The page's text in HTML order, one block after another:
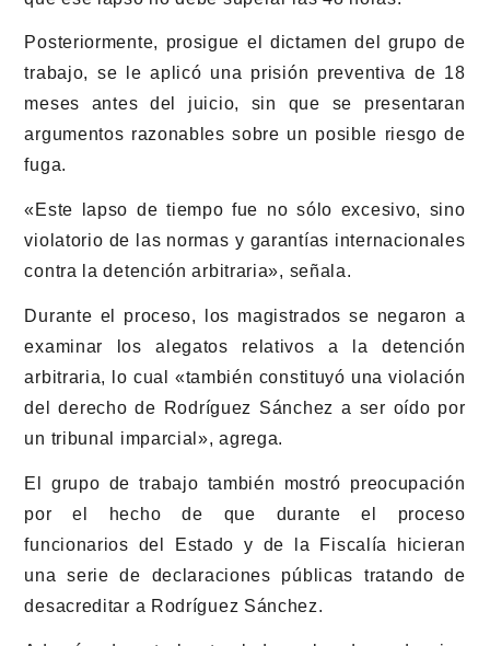
Posteriormente, prosigue el dictamen del grupo de
trabajo, se le aplicó una prisión preventiva de 18
meses antes del juicio, sin que se presentaran
argumentos razonables sobre un posible riesgo de
fuga.
«Este lapso de tiempo fue no sólo excesivo, sino
violatorio de las normas y garantías internacionales
contra la detención arbitraria», señala.
Durante el proceso, los magistrados se negaron a
examinar los alegatos relativos a la detención
arbitraria, lo cual «también constituyó una violación
del derecho de Rodríguez Sánchez a ser oído por
un tribunal imparcial», agrega.
El grupo de trabajo también mostró preocupación
por el hecho de que durante el proceso
funcionarios del Estado y de la Fiscalía hicieran
una serie de declaraciones públicas tratando de
desacreditar a Rodríguez Sánchez.